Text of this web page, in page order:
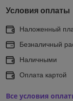
Условия оплаты
Наложенный
Безналичный
Наличными
Оплата картой
Все условия